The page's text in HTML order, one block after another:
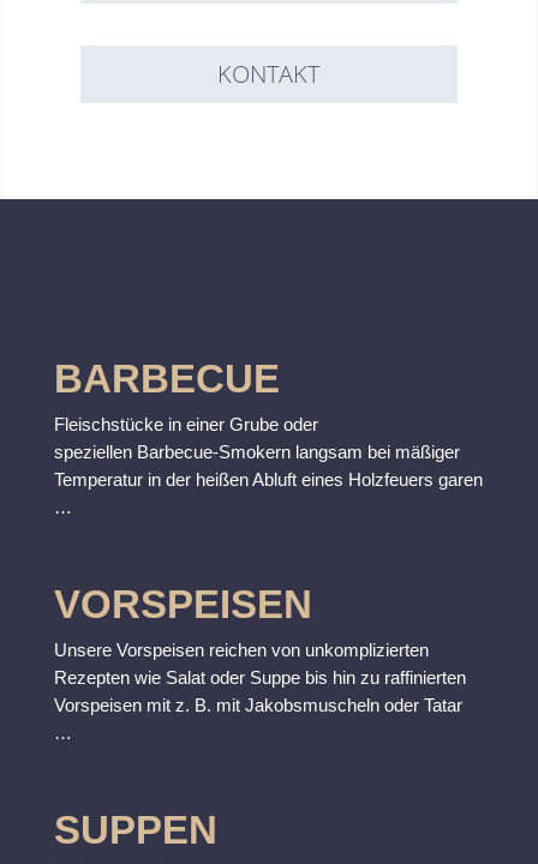
KONTAKT
BARBECUE
Fleischstücke in einer Grube oder
speziellen Barbecue-Smokern langsam bei mäßiger
Temperatur in der heißen Abluft eines Holzfeuers garen
…
VORSPEISEN
Unsere Vorspeisen reichen von unkomplizierten
Rezepten wie Salat oder Suppe bis hin zu raffinierten
Vorspeisen mit z. B. mit Jakobsmuscheln oder Tatar
…
SUPPEN